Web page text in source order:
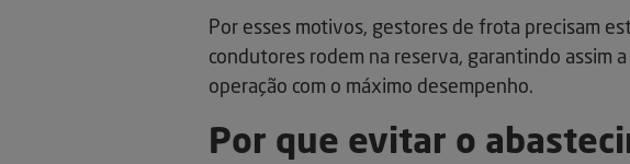
Por esses motivos, gestores de frota precisam
condutores rodem na reserva, garantindo assim
operação com o máximo desempenho.
Por que evitar o